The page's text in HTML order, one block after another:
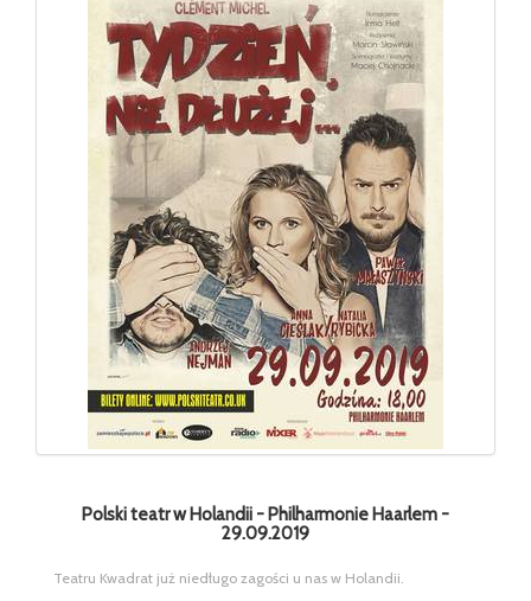
Polski teatr w Holandii - Philharmonie Haarlem -
29.09.2019
Teatru Kwadrat już niedługo zagości u nas w Holandii.